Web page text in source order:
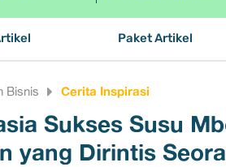
Paket Artikel
Bisnis Cerita Inspirasi
Sukses Susu
yang Dirintis